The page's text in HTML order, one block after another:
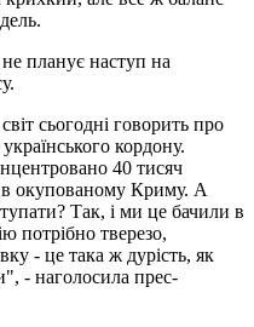
планує наступ на
сьогодні говорить про
кордону.
40 тисяч
в окупованому Криму. А
Так, і ми це бачили в
потрібно тверезо,
- це така ж дурість, як
- наголосила прес-